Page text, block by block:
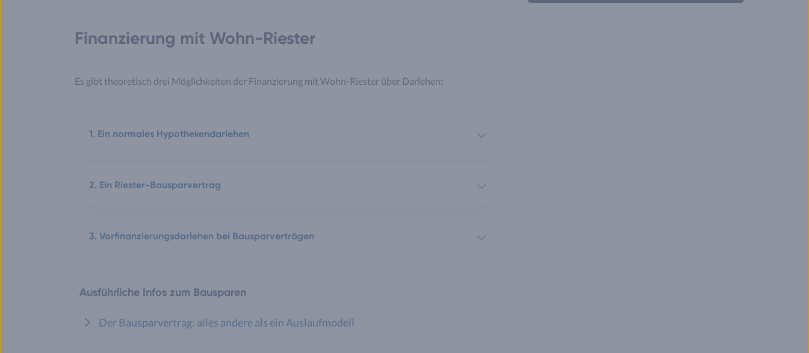
Finanzierung mit Wohn-Riester
Es gibt theoretisch drei Möglichkeiten der Finanzierung mit Wohn-Riester über Darlehen:
1. Ein normales Hypothekendarlehen
2. Ein Riester-Bausparvertrag
3. Vorfinanzierungsdarlehen bei Bausparverträgen
Ausführliche Infos zum Bausparen
Der Bausparvertrag: alles andere als ein Auslaufmodell